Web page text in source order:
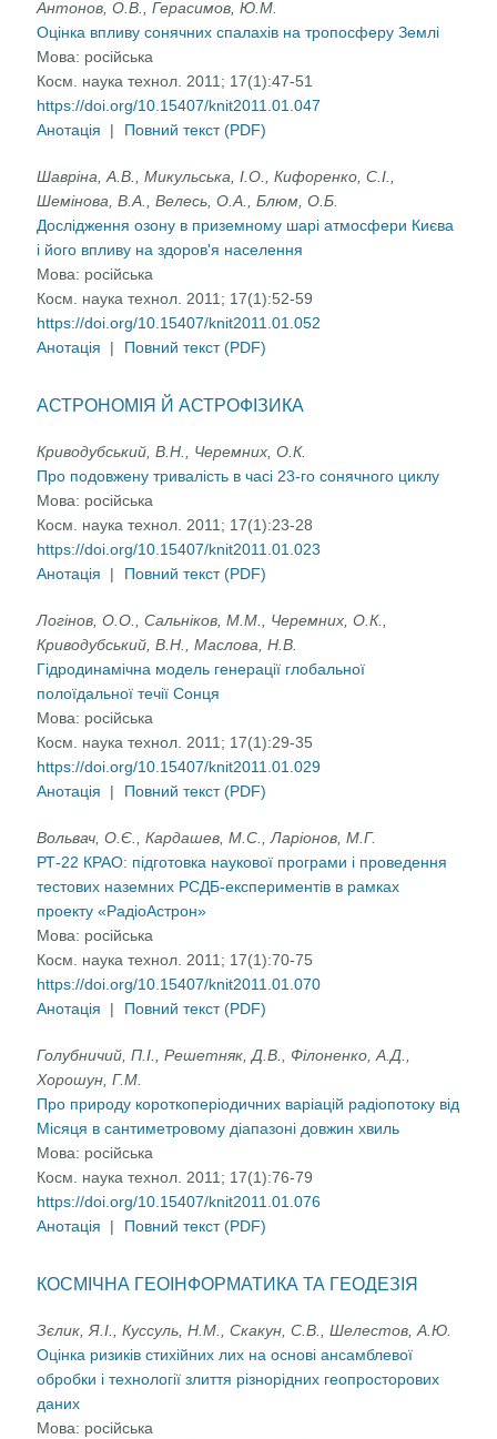
Антонов, О.В., Герасимов, Ю.М.
Оцінка впливу сонячних спалахів на тропосферу Землі
Мова: російська
Косм. наука технол. 2011; 17(1):47-51
https://doi.org/10.15407/knit2011.01.047
Анотація
| Повний текст (PDF)
Шавріна, A.В., Микульська, І.О., Кифоренко, С.І.,
Шемінова, B.А., Велесь, О.А., Блюм, О.Б.
Дослідження озону в приземному шарі атмосфери Києва
і його впливу на здоров'я населення
Мова: російська
Косм. наука технол. 2011; 17(1):52-59
https://doi.org/10.15407/knit2011.01.052
Анотація
| Повний текст (PDF)
АСТРОНОМІЯ Й АСТРОФІЗИКА
Криводубський, В.Н., Черемних, О.К.
Про подовжену тривалість в часі 23-го сонячного циклу
Мова: російська
Косм. наука технол. 2011; 17(1):23-28
https://doi.org/10.15407/knit2011.01.023
Анотація
| Повний текст (PDF)
Логінов, О.О., Сальніков, М.М., Черемних, О.К.,
Криводубський, В.Н., Маслова, Н.В.
Гідродинамічна модель генерації глобальної
полоїдальної течії Сонця
Мова: російська
Косм. наука технол. 2011; 17(1):29-35
https://doi.org/10.15407/knit2011.01.029
Анотація
| Повний текст (PDF)
Вольвач, О.Є., Кардашев, М.С., Ларіонов, М.Г.
РТ-22 КРАО: підготовка наукової програми і проведення
тестових наземних РСДБ-експериментів в рамках
проекту «РадіоАстрон»
Мова: російська
Косм. наука технол. 2011; 17(1):70-75
https://doi.org/10.15407/knit2011.01.070
Анотація
| Повний текст (PDF)
Голубничий, П.І., Решетняк, Д.В., Філоненко, А.Д.,
Хорошун, Г.М.
Про природу короткоперіодичних варіацій радіопотоку від
Місяця в сантиметровому діапазоні довжин хвиль
Мова: російська
Косм. наука технол. 2011; 17(1):76-79
https://doi.org/10.15407/knit2011.01.076
Анотація
| Повний текст (PDF)
КОСМІЧНА ГЕОІНФОРМАТИКА ТА ГЕОДЕЗІЯ
Зєлик, Я.І., Куссуль, Н.М., Скакун, С.В., Шелестов, А.Ю.
Оцінка ризиків стихійних лих на основі ансамблевої
обробки і технології злиття різнорідних геопросторових
даних
Мова: російська